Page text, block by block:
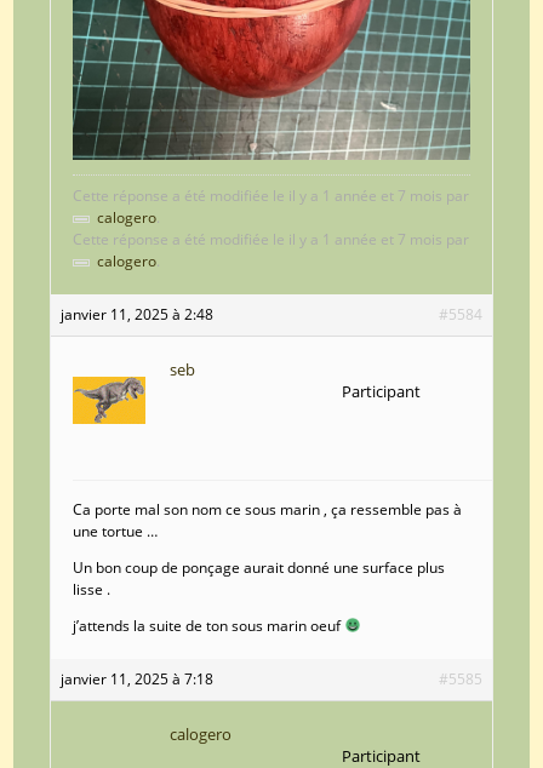
Cette réponse a été modifiée le il y a 1 année et 7 mois par
calogero.
Cette réponse a été modifiée le il y a 1 année et 7 mois par
calogero.
janvier 11, 2025 à 2:48 #5584
seb
Participant
Ca porte mal son nom ce sous marin , ça ressemble pas à
une tortue …
Un bon coup de ponçage aurait donné une surface plus
lisse .
j’attends la suite de ton sous marin oeuf
janvier 11, 2025 à 7:18 #5585
calogero
Participant